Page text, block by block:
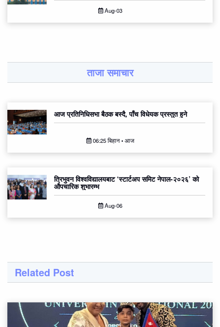
Aug-03
ताजा समाचार
आज प्रतिनिधिसभा बैठक बस्दै, पाँच विधेयक प्रस्तुत हुने
06:25 बिहान • आज
त्रिभुवन विश्वविद्यालयबाट ‘स्टार्टअप समिट नेपाल-२०२६’ को
औपचारिक शुभारम्भ
Aug-06
Related Post